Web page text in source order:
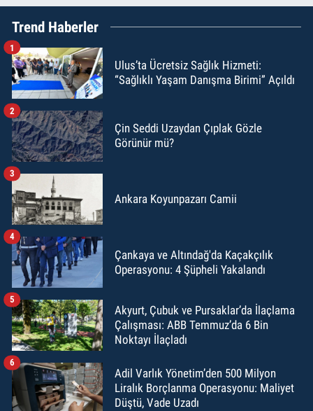
Trend Haberler
Ulus’ta Ücretsiz Sağlık Hizmeti:
“Sağlıklı Yaşam Danışma Birimi” Açıldı
1
Çin Seddi Uzaydan Çıplak Gözle
Görünür mü?
2
Ankara Koyunpazarı Camii
3
Çankaya ve Altındağ'da Kaçakçılık
Operasyonu: 4 Şüpheli Yakalandı
4
Akyurt, Çubuk ve Pursaklar’da İlaçlama
Çalışması: ABB Temmuz’da 6 Bin
Noktayı İlaçladı
5
Adil Varlık Yönetim’den 500 Milyon
Liralık Borçlanma Operasyonu: Maliyet
Düştü, Vade Uzadı
6